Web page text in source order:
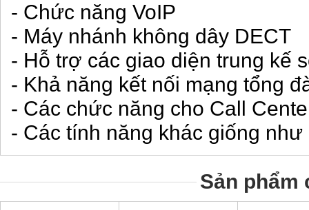
- Chức năng VoIP
- Máy nhánh không dây DECT
- Hỗ trợ các giao diện trung kế
- Khả năng kết nối mạng tổng
- Các chức năng cho Call
- Các tính năng khác giống như
Sản phẩm